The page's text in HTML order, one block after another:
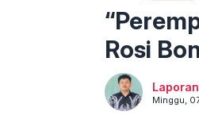
Rosi
Minggu,